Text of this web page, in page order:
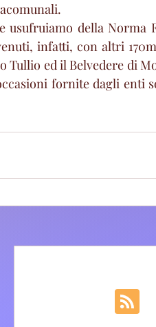
usufruiamo della
infatti, con altri
Tullio ed il Belvedere di
fornite dagli enti